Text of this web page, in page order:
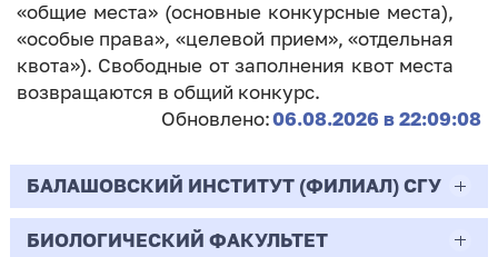
«общие места» (основные конкурсные места),
«особые права», «целевой прием», «отдельная
квота»). Свободные от заполнения квот места
возвращаются в общий конкурс.
Обновлено:06.08.2026 в 22:09:08
БАЛАШОВСКИЙ ИНСТИТУТ (ФИЛИАЛ) СГУ
44.03.02
БИОЛОГИЧЕСКИЙ ФАКУЛЬТЕТ